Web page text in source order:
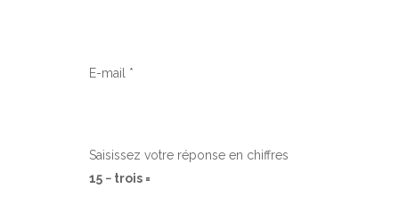
E-mail *
Saisissez votre réponse en chiffres
15 − trois =